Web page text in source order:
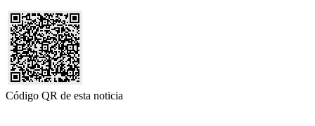
Código QR de esta noticia